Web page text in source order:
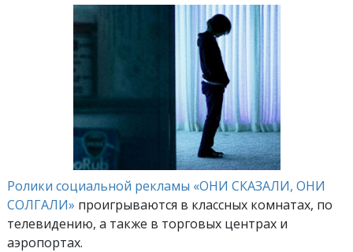
Ролики социальной рекламы «ОНИ СКАЗАЛИ, ОНИ
СОЛГАЛИ» проигрываются в классных комнатах, по
телевидению, а также в торговых центрах и
аэропортах.